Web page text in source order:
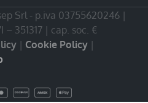
Srl - p.iva 03755620246 |
– 351317 | cap. soc. €
| Cookie Policy |